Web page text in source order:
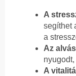
A
segíthet
a
Az
A